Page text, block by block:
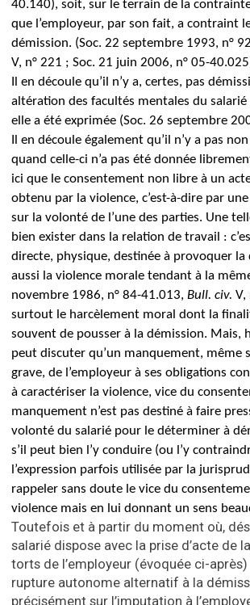
40.140), soit, sur le terrain de la
que l’employeur, par son fait, a contraint
démission. (Soc. 22 septembre 1993, n°
V, n° 221 ; Soc. 21 juin 2006, n° 05-
Il en découle qu’il n’y a, certes, pas
altération des facultés mentales du
elle a été exprimée (Soc. 26 septembre
Il en découle également qu’il n’y a pas
quand celle-ci n’a pas été donnée
ici que le consentement non libre à un
obtenu par la violence, c’est-à-dire par
sur la volonté de l’une des parties. Une
bien exister dans la relation de travail :
directe, physique, destinée à provoquer la
aussi la violence morale tendant à la
novembre 1986, n° 84-41.013, Bull. civ. V,
surtout le harcèlement moral dont la
souvent de pousser à la démission. Mais,
peut discuter qu’un manquement, même
grave, de l’employeur à ses obligations
à caractériser la violence, vice du
manquement n’est pas destiné à faire
volonté du salarié pour le déterminer à
s’il peut bien l’y conduire (ou l’y
l’expression parfois utilisée par la
rappeler sans doute le vice du
violence mais en lui donnant un sens
Toutefois et à partir du moment où,
salarié dispose avec la prise d’acte de
torts de l’employeur (évoquée ci-après)
rupture autonome alternatif à la
précisément sur l’imputation à